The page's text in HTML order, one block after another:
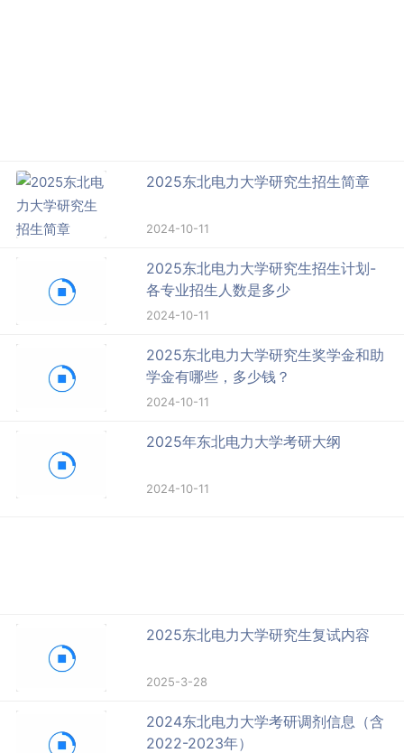
2025东北电力大学研究生招生简章
2024-10-11
2025东北电力大学研究生招生计划-
各专业招生人数是多少
2024-10-11
2025东北电力大学研究生奖学金和助
学金有哪些，多少钱？
2024-10-11
2025年东北电力大学考研大纲
2024-10-11
2025东北电力大学研究生复试内容
2025-3-28
2024东北电力大学考研调剂信息（含
2022-2023年）